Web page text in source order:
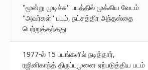
"மூன்று முடிச்சு'' படத்தில் முக்கிய வேடம்
"அவர்கள்'' படம், நட்சத்திர அந்தஸ்தை
பெற்றுத்தந்தது
1977-ல் 15 படங்களில் நடித்தார்,
ரஜினிகாந்த் திருப்புமுனை ஏற்படுத்திய படம்